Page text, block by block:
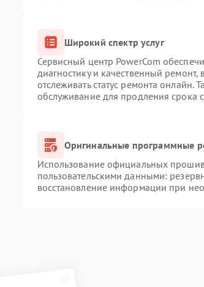
Широкий спектр услуг
Сервисный центр PowerCom
диагностику и качественный
отслеживать статус ремонта онлайн.
обслуживание для продления срока
Оригинальные программные
Использование официальных
пользовательскими данными:
восстановление информации при